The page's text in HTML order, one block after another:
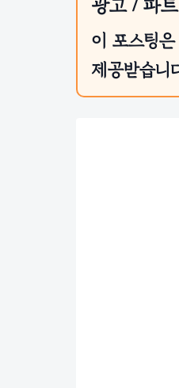
광고 / 파
이 포스팅
제공받습니